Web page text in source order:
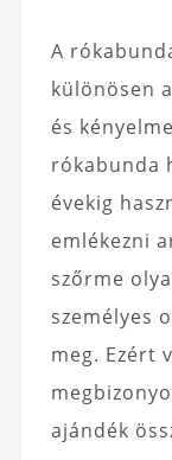
A
különösen
és
rókabunda
évekig
emlékezni
szőrme
személyes
meg. Ezért
ajándék